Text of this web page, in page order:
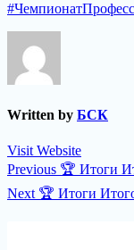
Written by БСК
Visit Website
Навигация
по
Previous Previous
🏆 Итоги
Next Next
🏆 Итоги